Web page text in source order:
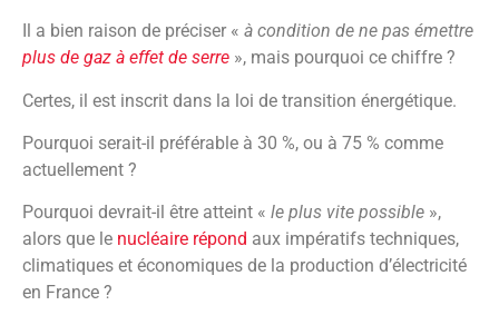
Il a bien raison de préciser « à condition de ne pas émettre
plus de gaz à effet de serre », mais pourquoi ce chiffre ?
Certes, il est inscrit dans la loi de transition énergétique.
Pourquoi serait-il préférable à 30 %, ou à 75 % comme
actuellement ?
Pourquoi devrait-il être atteint « le plus vite possible »,
alors que le nucléaire répond aux impératifs techniques,
climatiques et économiques de la production d’électricité
en France ?